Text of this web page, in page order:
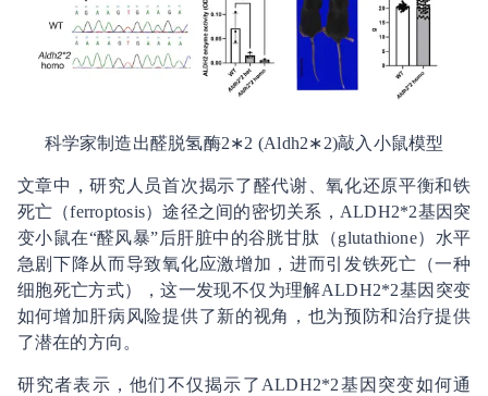
科学家制造出醛脱氢酶2∗2 (Aldh2∗2)敲入小鼠模型
文章中，研究人员首次揭示了醛代谢、氧化还原平衡和铁
死亡（ferroptosis）途径之间的密切关系，ALDH2*2基因突
变小鼠在“醛风暴”后肝脏中的谷胱甘肽（glutathione）水平
急剧下降从而导致氧化应激增加，进而引发铁死亡（一种
细胞死亡方式），这一发现不仅为理解ALDH2*2基因突变
如何增加肝病风险提供了新的视角，也为预防和治疗提供
了潜在的方向。
研究者表示，他们不仅揭示了ALDH2*2基因突变如何通